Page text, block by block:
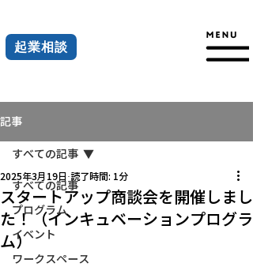
起業相談
記事
すべての記事
プログラム
イベント
ワークスペース
すべての記事
スタートアップ商談会を開催しまし
た！（インキュベーションプログラ
ム）
2025年3月19日 読了時間: 1分